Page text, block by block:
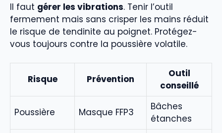
Il faut gérer les vibrations. Tenir l’outil
fermement mais sans crisper les mains réduit
le risque de tendinite au poignet. Protégez-
vous toujours contre la poussière volatile.
Risque Prévention
Outil
conseillé
Poussière Masque FFP3
Bâches
étanches